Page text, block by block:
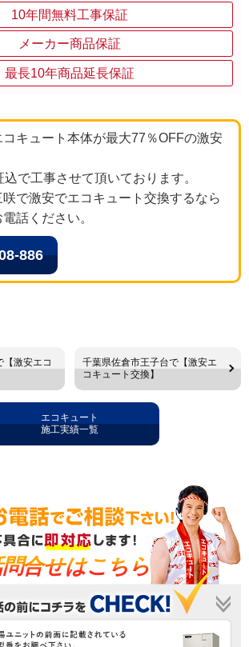
10年間無料工事保証
メーカー商品保証
最長10年商品延長保証
キュート本体が最大77％OFFの激安
で工事させて頂いております。
で激安でエコキュート交換するなら
話ください。
886
【激安エコ
千葉県佐倉市王子台で【激安エ
コキュート交換】
エコキュート
施工実績一覧
問合せはこちら